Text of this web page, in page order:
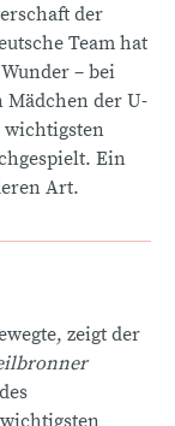
der
Team hat
– bei
Mädchen der U-
wichtigsten
Ein
Art.
zeigt der